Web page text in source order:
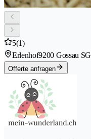
5(1)
Erlenhof9200 Gossau SG
Offerte anfragen